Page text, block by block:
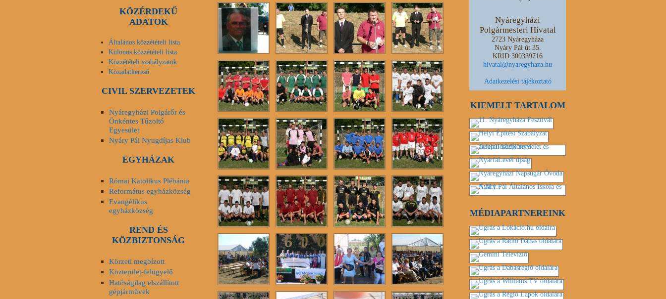
KÖZÉRDEKŰ
ADATOK
Általános közzétételi lista
Különös közzétételi lista
Közzétételi szabályzatok
Közadatkereső
CIVIL SZERVEZETEK
Nyáregyházi Polgárőr és
Önkéntes Tűzoltó
Egyesület
Nyáry Pál Nyugdíjas Klub
EGYHÁZAK
Római Katolikus Plébánia
Református egyházközség
Evangélikus
egyházközség
REND ÉS
KÖZBIZTONSÁG
Körzeti megbízott
Közterület-felügyelő
Hatóságilag elszállított
gépjárművek
Nyáregyházi
Polgármesteri Hivatal
2723 Nyáregyháza
Nyáry Pál út 35.
KRID:300339716
hivatal@nyaregyhaza.hu
Adatkezelési tájékoztató
KIEMELT TARTALOM
MÉDIAPARTNEREINK